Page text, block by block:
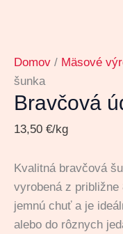
Domov / Mäsové
šunka
Bravčová
13,50 €/kg
Kvalitná bravčová
vyrobená z
jemnú chuť a je
alebo do rôznych